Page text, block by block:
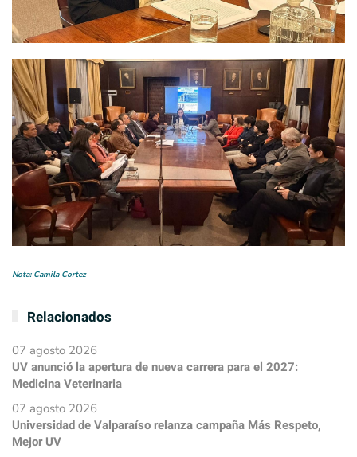
Nota: Camila Cortez
Relacionados
07 agosto 2026
UV anunció la apertura de nueva carrera para el 2027:
Medicina Veterinaria
07 agosto 2026
Universidad de Valparaíso relanza campaña Más Respeto,
Mejor UV